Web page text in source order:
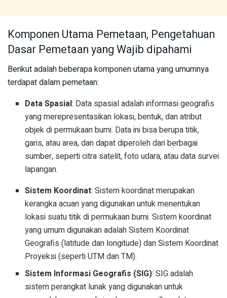
Komponen Utama Pemetaan, Pengetahuan
Dasar Pemetaan yang Wajib dipahami
Berikut adalah beberapa komponen utama yang umumnya
terdapat dalam pemetaan:
Data Spasial: Data spasial adalah informasi geografis
yang merepresentasikan lokasi, bentuk, dan atribut
objek di permukaan bumi. Data ini bisa berupa titik,
garis, atau area, dan dapat diperoleh dari berbagai
sumber, seperti citra satelit, foto udara, atau data survei
lapangan.
Sistem Koordinat: Sistem koordinat merupakan
kerangka acuan yang digunakan untuk menentukan
lokasi suatu titik di permukaan bumi. Sistem koordinat
yang umum digunakan adalah Sistem Koordinat
Geografis (latitude dan longitude) dan Sistem Koordinat
Proyeksi (seperti UTM dan TM).
Sistem Informasi Geografis (SIG): SIG adalah
sistem perangkat lunak yang digunakan untuk